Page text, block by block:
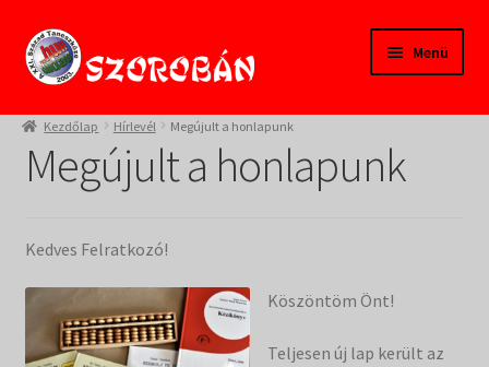
Ugrás
a
Kilépés
a
Menü
Kezdőlap
Tanfolyamok
Pedagógusoknak
Szülőknek
Kezdőlap Hírlevél Megújult a honlapunk
Megújult a honlapunk
Kedves Felratkozó!
Köszöntöm Önt!
Teljesen új lap került az